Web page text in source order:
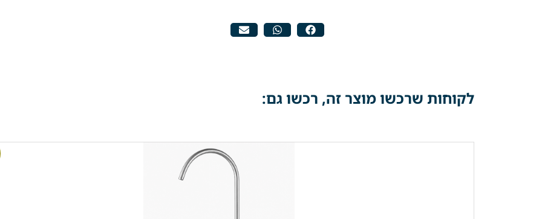
לקוחות שרכשו מוצר זה, רכשו גם: